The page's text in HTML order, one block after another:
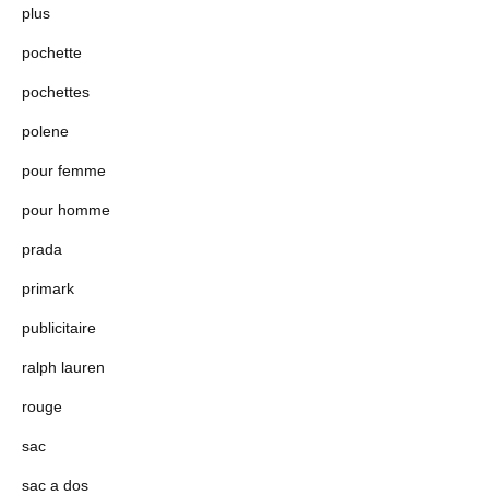
plus
pochette
pochettes
polene
pour femme
pour homme
prada
primark
publicitaire
ralph lauren
rouge
sac
sac a dos